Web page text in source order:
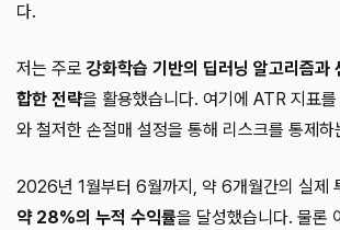
다.
저는 주로 강화학습 기반의 딥러닝 알고리즘과
합한 전략을 활용했습니다. 여기에 ATR 지표를
와 철저한 손절매 설정을 통해 리스크를 통제
2026년 1월부터 6월까지, 약 6개월간의 실제
약 28%의 누적 수익률을 달성했습니다. 물론